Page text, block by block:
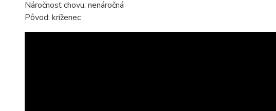
Náročnosť chovu: nenáročná
Pôvod: kríženec